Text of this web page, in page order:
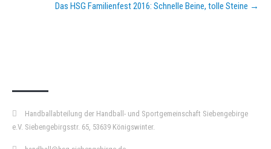
Das HSG Familienfest 2016: Schnelle Beine, tolle Steine →
Handballabteilung der Handball- und Sportgemeinschaft Siebengebirge
e.V. Siebengebirgsstr. 65, 53639 Königswinter.